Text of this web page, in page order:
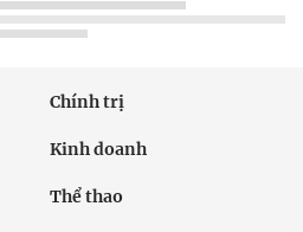
Chính trị
Kinh doanh
Thể thao